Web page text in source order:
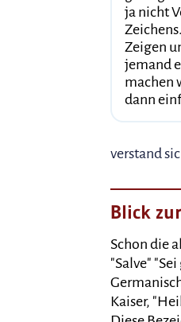
ja nicht
Zeigen
jemand
machen
dann
verstand
Blick
Schon die
"Salve"
Kaiser,